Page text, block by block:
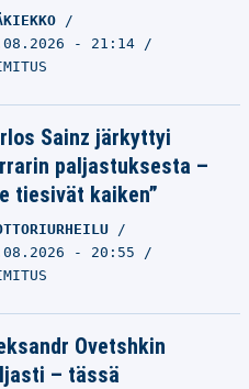
- 21:14
Sainz järkyttyi
paljastuksesta –
tiesivät kaiken”
- 20:55
Ovetshkin
– tässä